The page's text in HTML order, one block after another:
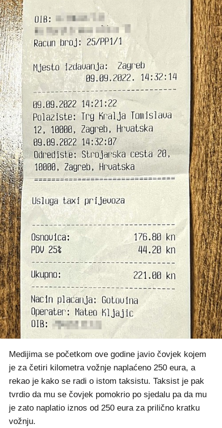
Medijima se početkom ove godine javio čovjek kojem
je za četiri kilometra vožnje naplaćeno 250 eura, a
rekao je kako se radi o istom taksistu. Taksist je pak
tvrdio da mu se čovjek pomokrio po sjedalu pa da mu
je zato naplatio iznos od 250 eura za prilično kratku
vožnju.